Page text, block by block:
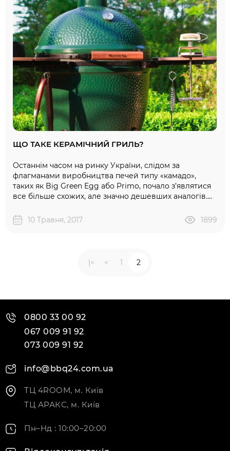
ЩО ТАКЕ КЕРАМІЧНИЙ ГРИЛЬ?
Останнім часом на ринку України, слідом за
флагманами виробництва печей типу «камадо»,
таких як Big Green Egg або Primo, почало з’являтися
все більше схожих, але значно дешевших аналогів.
виникає одне й те ж питання: чи справді існує
суттєва різниця між ними (і чи існує вона взагалі), чи
суттєва – це якраз і пояснить маркетинг. У
маркетингу існує концепція..
10 Травня, 2017 1899
|< < 1 2
0800 33 00 92
067 009 91 92
073 009 91 92
info@bbq24.com.ua
ТЦ 4ROOM, м. Київ
ТЦ АРАКС, м. Київ
Пн–Нд : 10:00–20:00